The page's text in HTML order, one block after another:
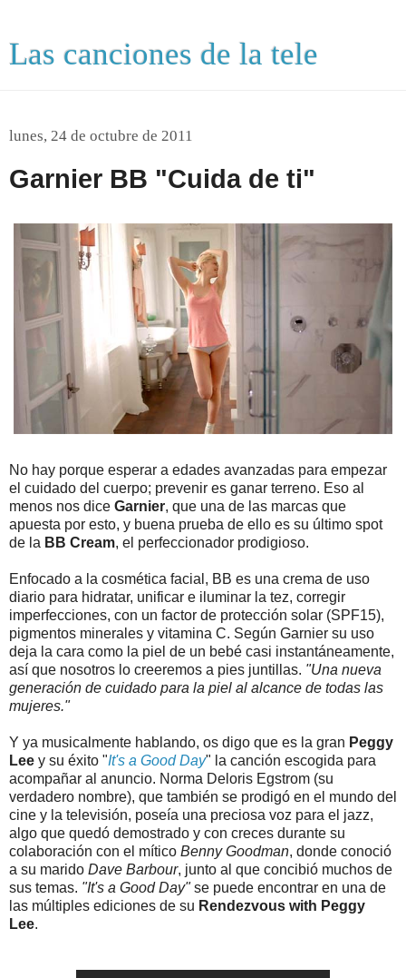
Las canciones de la tele
lunes, 24 de octubre de 2011
Garnier BB "Cuida de ti"
No hay porque esperar a edades avanzadas para empezar
el cuidado del cuerpo; prevenir es ganar terreno. Eso al
menos nos dice Garnier, que una de las marcas que
apuesta por esto, y buena prueba de ello es su último spot
de la BB Cream, el perfeccionador prodigioso.
Enfocado a la cosmética facial, BB es una crema de uso
diario para hidratar, unificar e iluminar la tez, corregir
imperfecciones, con un factor de protección solar (SPF15),
pigmentos minerales y vitamina C. Según Garnier su uso
deja la cara como la piel de un bebé casi instantáneamente,
así que nosotros lo creeremos a pies juntillas. "Una nueva
generación de cuidado para la piel al alcance de todas las
mujeres."
Y ya musicalmente hablando, os digo que es la gran Peggy
Lee y su éxito "It's a Good Day" la canción escogida para
acompañar al anuncio. Norma Deloris Egstrom (su
verdadero nombre), que también se prodigó en el mundo del
cine y la televisión, poseía una preciosa voz para el jazz,
algo que quedó demostrado y con creces durante su
colaboración con el mítico Benny Goodman, donde conoció
a su marido Dave Barbour, junto al que concibió muchos de
sus temas. "It's a Good Day"se puede encontrar en una de
las múltiples ediciones de su Rendezvous with Peggy
Lee.